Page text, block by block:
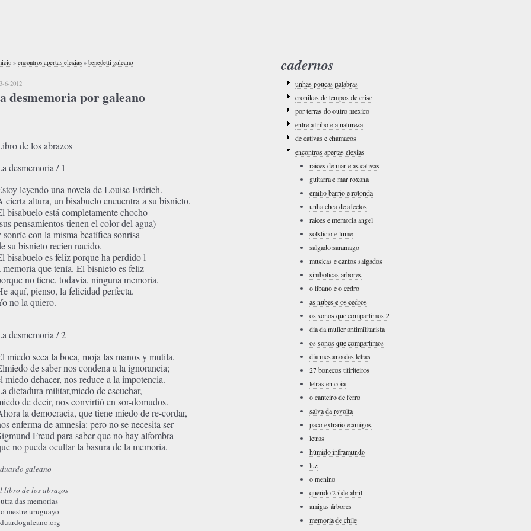
» encontros apertas elexias » benedetti galeano
6-2012
desmemoria por galeano
de los abrazos
desmemoria / 1
leyendo una novela de Louise Erdrich.
cierta altura, un bisabuelo encuentra a su bisnieto.
bisabuelo está completamente chocho
pensamientos tienen el color del agua)
sonríe con la misma beatífica sonrisa
su bisnieto recien nacido.
bisabuelo es feliz porque ha perdido l
memoria que tenía. El bisnieto es feliz
no tiene, todavía, ninguna memoria.
aquí, pienso, la felicidad perfecta.
no la quiero.
desmemoria / 2
miedo seca la boca, moja las manos y mutila.
de saber nos condena a la ignorancia;
miedo dehacer, nos reduce a la impotencia.
dictadura militar,miedo de escuchar,
de decir, nos convirtió en sor-domudos.
la democracia, que tiene miedo de re-cordar,
enferma de amnesia: pero no se necesita ser
Freud para saber que no hay alfombra
no pueda ocultar la basura de la memoria.
galeano
libro de los abrazos
das memorias
mestre uruguayo
cadernos
unhas poucas palabras
cronikas de tempos de crise
por terras do outro mexico
entre a tribo e a natureza
de cativas e chamacos
encontros apertas elexias
raices de mar e as cativas
guitarra e mar roxana
emilio barrio e rotonda
unha chea de afectos
raices e memoria angel
solsticio e lume
salgado saramago
musicas e cantos salgados
simbolicas arbores
o libano e o cedro
as nubes e os cedros
os soños que compartimos 2
dia da muller antimilitarista
os soños que compartimos
dia mes ano das letras
27 bonecos titiriteiros
letras en coia
o canteiro de ferro
salva da revolta
paco extraño e amigos
letras
húmido inframundo
luz
o menino
querido 25 de abril
amigas árbores
memoria de chile